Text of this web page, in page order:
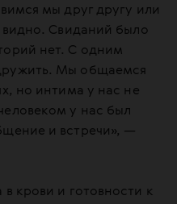
мы друг другу или
видно. Свиданий было
нет. С одним
Мы общаемся
но интима у нас не
у нас был
и встречи», —
крови и готовности к